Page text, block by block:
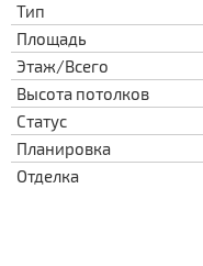
Тип
Площадь
Этаж/Всего
Высота потолков
Статус
Планировка
Отделка